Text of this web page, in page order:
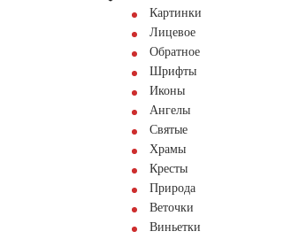
Картинки
Лицевое
Обратное
Шрифты
Иконы
Ангелы
Святые
Храмы
Кресты
Природа
Веточки
Виньетки